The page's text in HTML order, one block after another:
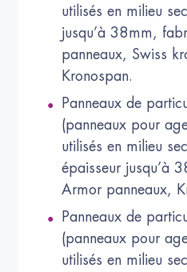
utilisés en milieu
jusqu’à 38mm,
panneaux, Swiss
Kronospan.
Panneaux de
(panneaux pour
utilisés en milieu
épaisseur jusqu’à
Armor panneaux,
Panneaux de
(panneaux pour
utilisés en milieu